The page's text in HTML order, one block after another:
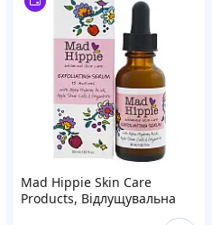
Mad Hippie Skin Care
Products, Відлущувальна